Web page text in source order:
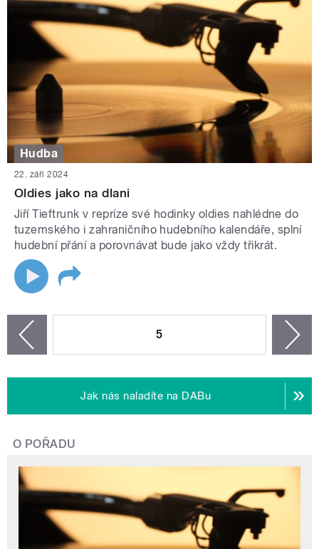
Hudba
22. září 2024
Oldies jako na dlani
Jiří Tieftrunk v repríze své hodinky oldies nahlédne do
tuzemského i zahraničního hudebního kalendáře, splní
hudební přání a porovnávat bude jako vždy třikrát.
5
Jak nás naladíte na DABu
O POŘADU